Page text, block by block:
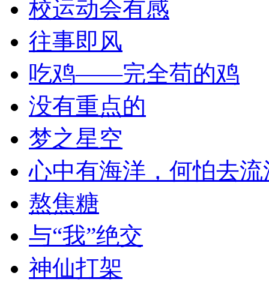
校运动会有感
往事即风
吃鸡——完全苟的鸡
没有重点的
梦之星空
心中有海洋，何怕去流
熬焦糖
与“我”绝交
神仙打架